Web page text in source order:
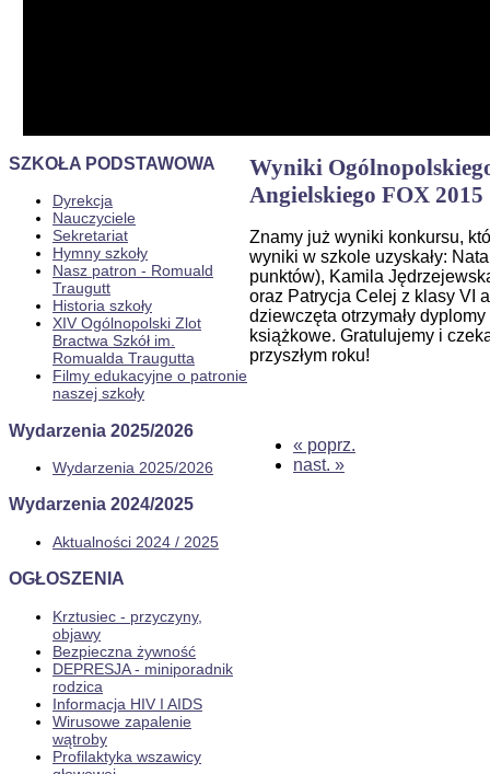
SZKOŁA PODSTAWOWA
Dyrekcja
Nauczyciele
Sekretariat
Hymny szkoły
Nasz patron - Romuald
Traugutt
Historia szkoły
XIV Ogólnopolski Zlot
Bractwa Szkół im.
Romualda Traugutta
Filmy edukacyjne o patronie
naszej szkoły
Wydarzenia 2025/2026
Wydarzenia 2025/2026
Wydarzenia 2024/2025
Aktualności 2024 / 2025
OGŁOSZENIA
Krztusiec - przyczyny,
objawy
Bezpieczna żywność
DEPRESJA - miniporadnik
rodzica
Informacja HIV I AIDS
Wirusowe zapalenie
wątroby
Profilaktyka wszawicy
Wyniki
Angielskiego FOX 2015
Znamy już wyniki konkursu,
wyniki w szkole uzyskały:
punktów), Kamila
oraz Patrycja Celej z klasy VI
dziewczęta otrzymały
książkowe. Gratulujemy i
przyszłym roku!
« poprz.
nast. »